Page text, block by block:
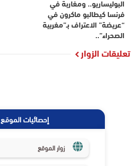
البوليساريو.. ومغاربة في
فرنسا كيطالبو ماكرون في
“عريضة” الاعتراف بـ”مغربية
الصحراء”..
تعليقات الزوار
إحصائيات الموقع
زوار الموقع